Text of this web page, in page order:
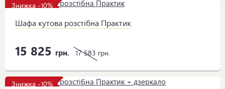
Знижка -10%
Шафа кутова розстібна Практик
15 825 грн. 17 583 грн.
Знижка -10%